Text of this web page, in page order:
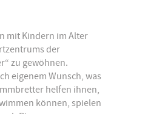
mit Kindern im Alter
der
zu gewöhnen.
eigenem Wunsch, was
helfen ihnen,
können, spielen